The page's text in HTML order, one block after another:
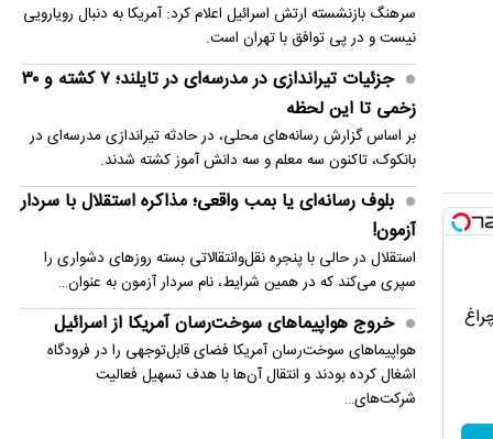
سرهنگ بازنشسته ارتش اسرائیل اعلام کرد: آمریکا به دنبال رویارویی
نیست و در پی توافق با تهران است.
جزئیات تیراندازی در مدرسه‌ای در تایلند؛ ۷ کشته و ۳۰
زخمی تا این لحظه
بر اساس گزارش رسانه‌های محلی، در حادثه تیراندازی مدرسه‌ای در
بانکوک، تاکنون سه معلم و سه دانش آموز کشته شدند.
بلوف رسانه‌ای یا بمب واقعی؛ مذاکره استقلال با سردار
آزمون!
استقلال در حالی با پنجره نقل‌وانتقالاتی بسته روزهای دشواری را
سپری می‌کند که در همین شرایط، نام سردار آزمون به عنوان…
خروج هواپیماهای سوخت‌رسان آمریکا از اسرائیل
هواپیماهای سوخت‌رسان آمریکا فضای قابل‌توجهی را در فرودگاه
اشغال کرده بودند و انتقال آن‌ها با هدف تسهیل فعالیت
شرکت‌های…